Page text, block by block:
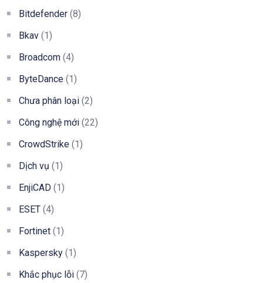
Bitdefender (8)
Bkav (1)
Broadcom (4)
ByteDance (1)
Chưa phân loại (2)
Công nghệ mới (22)
CrowdStrike (1)
Dịch vụ (1)
EnjiCAD (1)
ESET (4)
Fortinet (1)
Kaspersky (1)
Khắc phục lỗi (7)